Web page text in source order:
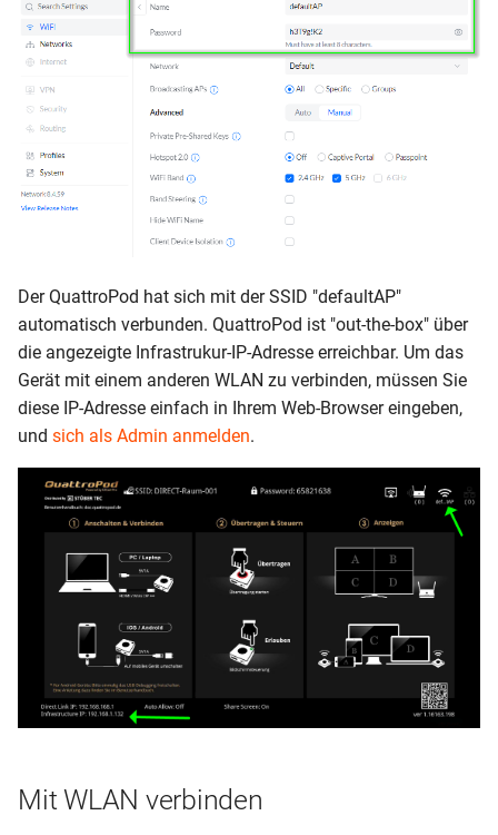
Der QuattroPod hat sich mit der SSID "defaultAP"
automatisch verbunden. QuattroPod ist "out-the-box" über
die angezeigte Infrastrukur-IP-Adresse erreichbar. Um das
Gerät mit einem anderen WLAN zu verbinden, müssen Sie
diese IP-Adresse einfach in Ihrem Web-Browser eingeben,
und sich als Admin anmelden.
Mit WLAN verbinden